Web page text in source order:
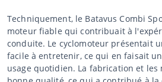
Techniquement, le Batavus Combi
moteur fiable qui contribuait à
conduite. Le cyclomoteur présentait
facile à entretenir, ce qui en faisait
usage quotidien. La fabrication et